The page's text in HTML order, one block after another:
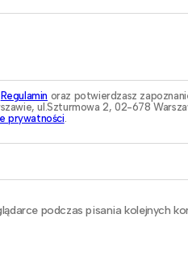
Regulamin oraz potwierdzasz
ul.Szturmowa 2, 02-678
prywatności
podczas pisania kolejnych